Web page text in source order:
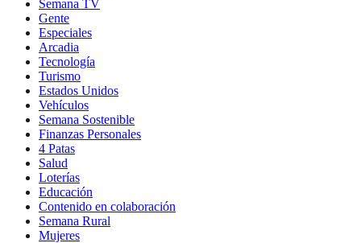
Semana TV
Gente
Especiales
Arcadia
Tecnología
Turismo
Estados Unidos
Vehículos
Semana Sostenible
Finanzas Personales
4 Patas
Salud
Loterías
Educación
Contenido en colaboración
Semana Rural
Mujeres